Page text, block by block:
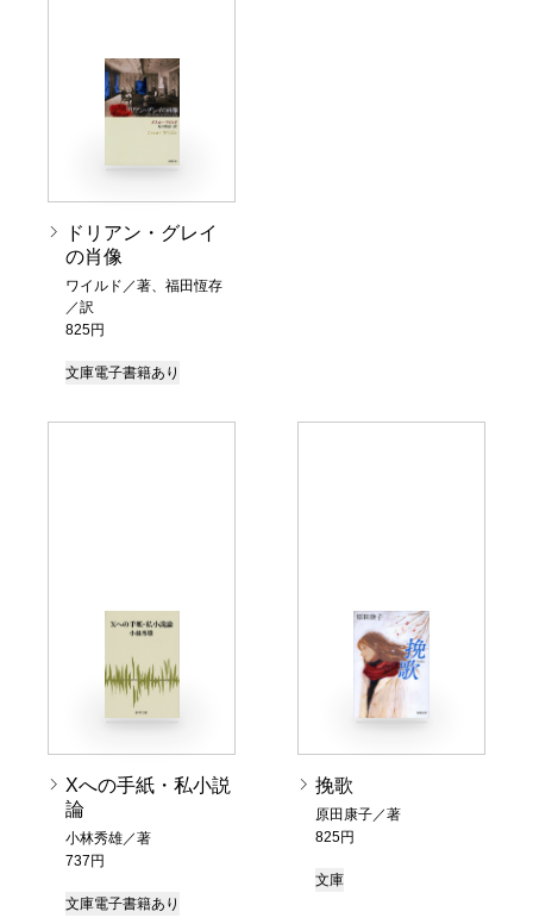
ドリアン・グレイ
の肖像
ワイルド／著、福田恆存
／訳
825円
文庫電子書籍あり
Xへの手紙・私小説
論
小林秀雄／著
737円
文庫電子書籍あり
挽歌
原田康子／著
825円
文庫